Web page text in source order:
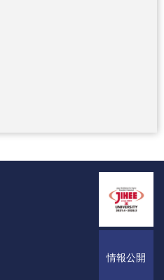
情報公開